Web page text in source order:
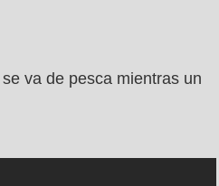
va de pesca mientras un